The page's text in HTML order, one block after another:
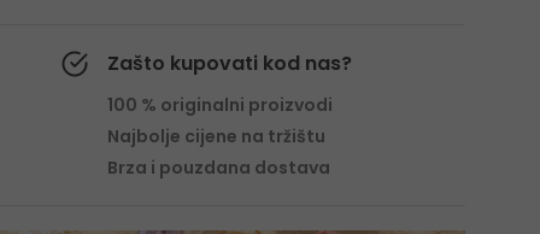
Zašto kupovati kod nas?
100 % originalni proizvodi
Najbolje cijene na tržištu
Brza i pouzdana dostava